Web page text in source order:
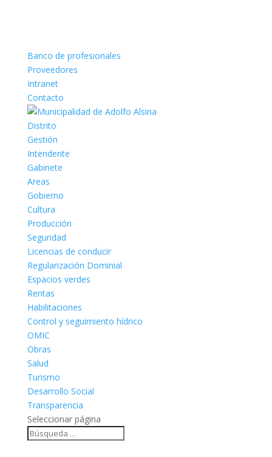
Banco de profesionales
Proveedores
Intranet
Contacto
Distrito
Gestión
Intendente
Gabinete
Areas
Gobierno
Cultura
Producción
Seguridad
Licencias de conducir
Regularización Dominial
Espacios verdes
Rentas
Habilitaciones
Control y seguimiento hídrico
OMIC
Obras
Salud
Turismo
Desarrollo Social
Transparencia
Seleccionar página